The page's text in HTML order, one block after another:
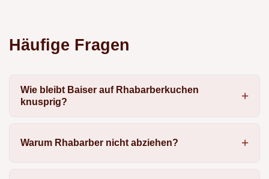
Häufige Fragen
Wie bleibt Baiser auf Rhabarberkuchen
knusprig?
Warum Rhabarber nicht abziehen?